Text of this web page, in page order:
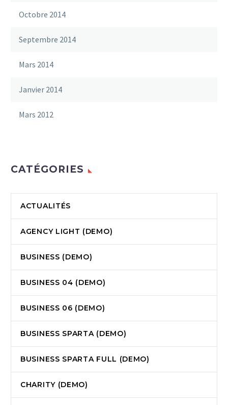
Octobre 2014
Septembre 2014
Mars 2014
Janvier 2014
Mars 2012
CATÉGORIES
ACTUALITÉS
AGENCY LIGHT (DEMO)
BUSINESS (DEMO)
BUSINESS 04 (DEMO)
BUSINESS 06 (DEMO)
BUSINESS SPARTA (DEMO)
BUSINESS SPARTA FULL (DEMO)
CHARITY (DEMO)